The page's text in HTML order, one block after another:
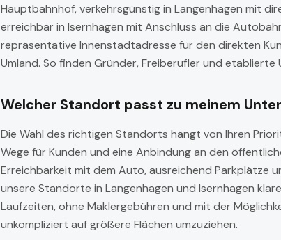
Hauptbahnhof, verkehrsgünstig in Langenhagen mit
erreichbar in Isernhagen mit Anschluss an die
repräsentative Innenstadtadresse für den direkten
Umland. So finden Gründer, Freiberufler und
Welcher Standort passt zu meinem
Die Wahl des richtigen Standorts hängt von Ihren
Wege für Kunden und eine Anbindung an den
Erreichbarkeit mit dem Auto, ausreichend Parkplätze
unsere Standorte in Langenhagen und Isernhagen
Laufzeiten, ohne Maklergebühren und mit der
unkompliziert auf größere Flächen umzuziehen.